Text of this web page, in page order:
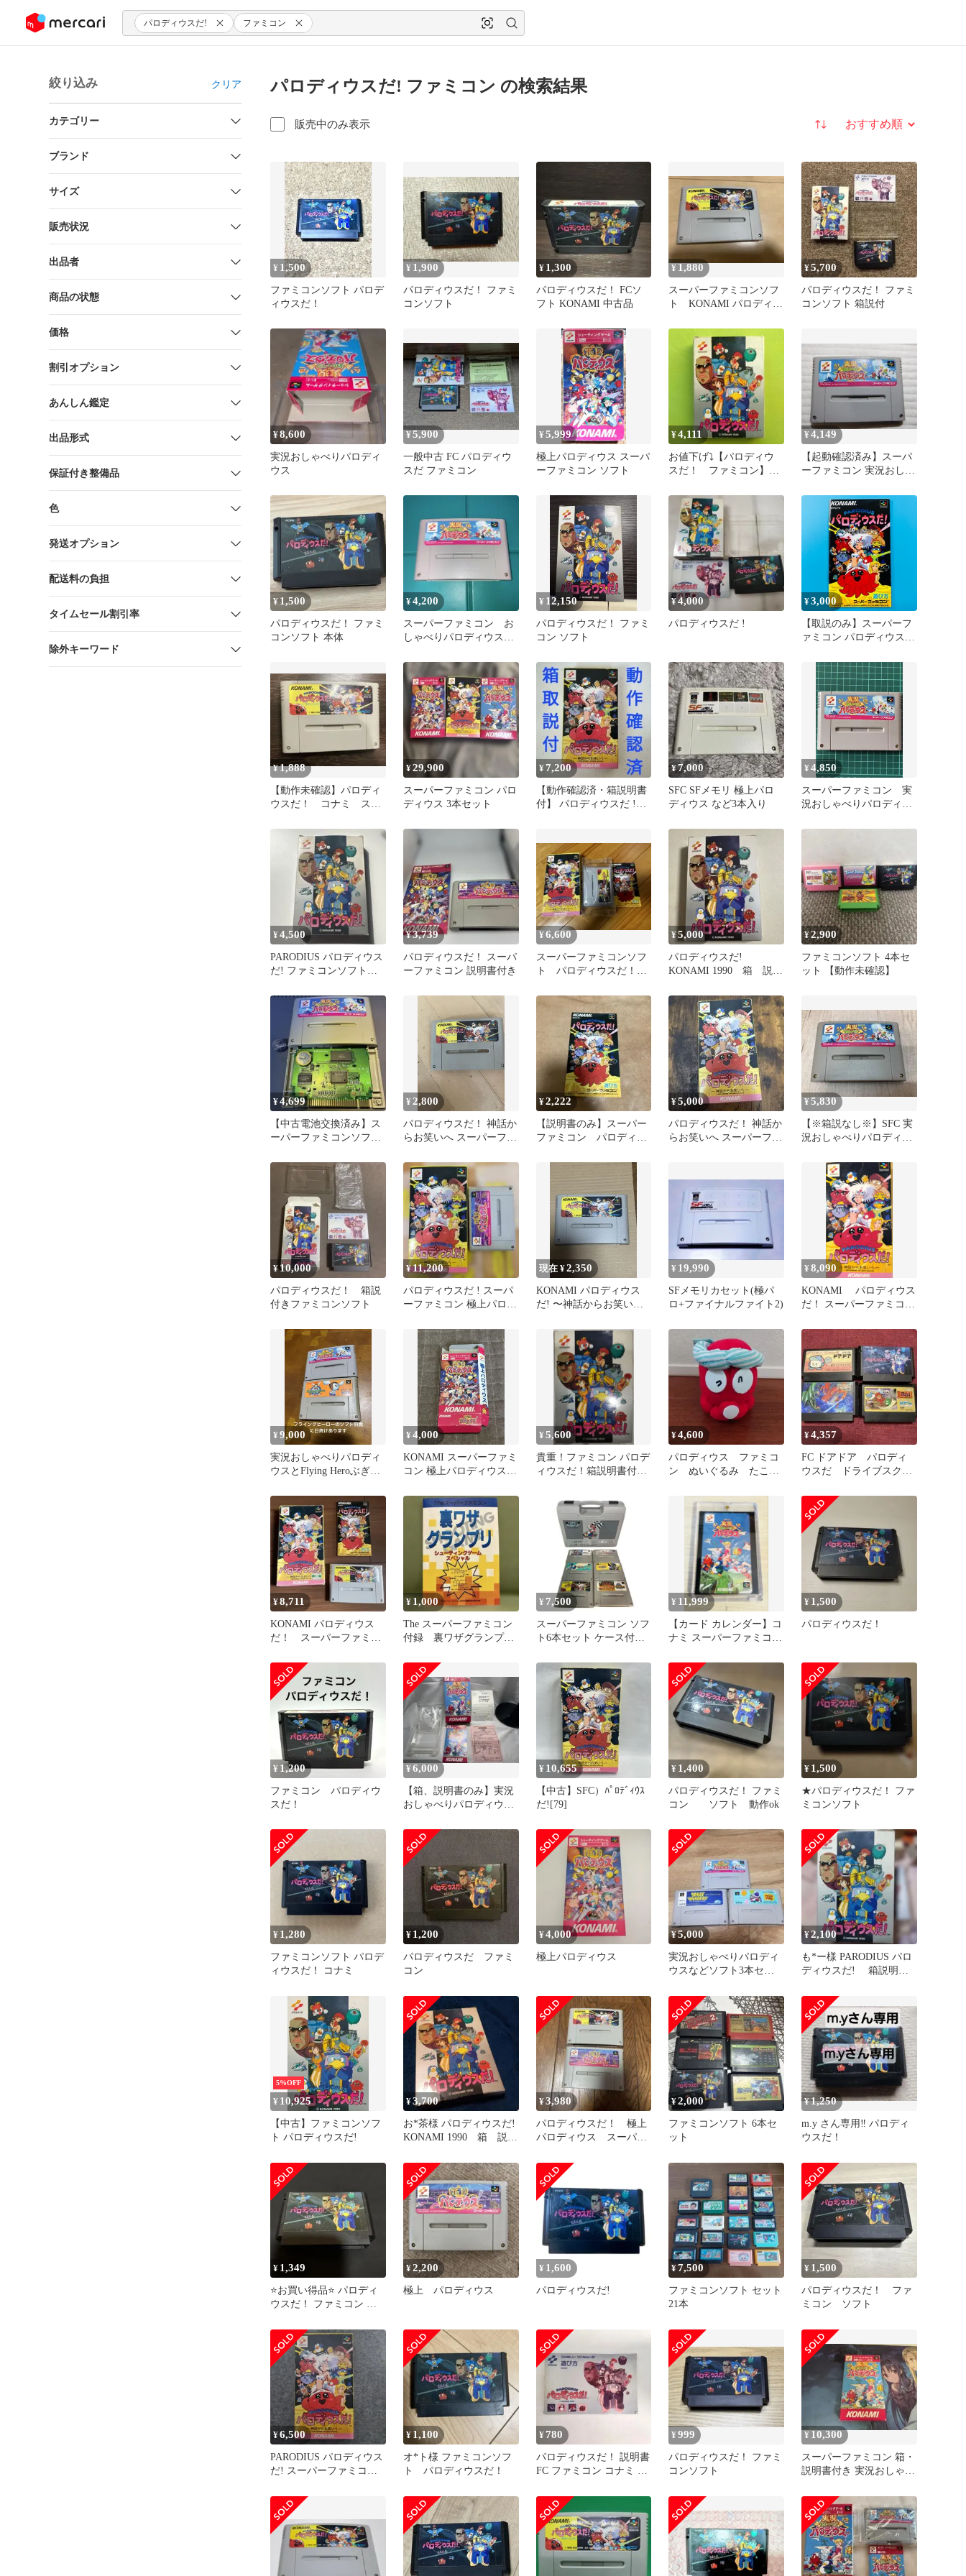
ツにスキップ パロディウスだ! ファミコン
絞り込み クリア
カテゴリー
ブランド
サイズ
販売状況
出品者
商品の状態
価格
割引オプション
あんしん鑑定
出品形式
保証付き整備品
色
発送オプション
配送料の負担
タイムセール割引率
除外キーワード
パロディウスだ! ファミコン の検索結果
販売中のみ表示 並び替え
¥ 1,500
ファミコンソフト パロデ
ィウスだ！
¥ 1,900
パロディウスだ！ ファミ
コンソフト
¥ 1,300
パロディウスだ！ FCソ
フト KONAMI 中古品
¥ 1,880
スーパーファミコンソフ
ト KONAMI パロディウ
¥5,700
パロディウスだ！ ファミ
コンソフト 箱説付
¥8,600
実況おしゃべりパロディ
ウス
¥5,900
一般中古 FC パロディウ
スだ ファミコン
¥5,999
極上パロディウス スーパ
ーファミコン ソフト
¥4,111
お値下げ⤵【パロディウ
スだ！ ファミコン】動
付き
¥4,149
【起動確認済み】スーパ
ーファミコン 実況おしゃ
¥ 1,500
パロディウスだ！ ファミ
コンソフト 本体
¥4,200
スーパーファミコン お
しゃべりパロディウス
¥ 12,150
パロディウスだ！ ファミ
コン ソフト
¥4,000
パロディウスだ !
¥3,000
【取説のみ】スーパーフ
ァミコン パロディウス
ー 取扱説明書 解説書
KONAMI コナミ スーフ
ァミ SFC
¥1,888
【動作未確認】パロディ
ウスだ！ コナミ スー
¥29,900
スーパーファミコン パロ
ディウス 3本セット
¥7,200
【動作確認済・箱説明書
付】 パロディウスだ !
¥7,000
SFC SFメモリ 極上パロ
ディウス など3本入り
¥4,850
スーパーファミコン 実
況おしゃべりパロディウ
¥4,500
PARODIUS パロディウス
だ! ファミコンソフト
¥3,739
パロディウスだ！ スーパ
ーファミコン 説明書付き
¥6,600
スーパーファミコンソフ
ト パロディウスだ！！
¥5,000
パロディウスだ!
KONAMI 1990 箱 説明
¥2,900
ファミコンソフト 4本セ
ット 【動作未確認】
¥4,699
【中古電池交換済み】ス
ーパーファミコンソフト
ウス
¥ 2,800
パロディウスだ！ 神話か
らお笑いへ スーパーファ
¥2,222
【説明書のみ】スーパー
ファミコン パロディウ
¥5,000
パロディウスだ！ 神話か
らお笑いへ スーパーファ
¥5,830
【※箱説なし※】SFC 実
況おしゃべりパロディウ
¥10,000
パロディウスだ！ 箱説
付きファミコンソフト
¥11,200
パロディウスだ ! スーパ
ーファミコン 極上パロデ
現在 ¥2,350
KONAMI パロディウス
だ! 〜神話からお笑い
ソフト
¥ 19,990
SFメモリカセット(極パ
ロ+ファイナルファイト2)
¥8,090
KONAMI パロディウス
だ！ スーパーファミコン
¥9,000
実況おしゃべりパロディ
ウスとFlying Heroぶぎゅ
り
¥4,000
KONAMI スーパーファミ
コン 極上パロディウス
¥5,600
貴重！ファミコン パロデ
ィウスだ！箱説明書付き
¥4,600
パロディウス ファミコ
ン ぬいぐるみ たこ
トロ 激レア
¥4,357
FC ドアドア パロディ
ウスだ ドライブスクロ
ット
¥8,711
KONAMI パロディウス
だ！ スーパーファミコ
¥ 1,000
The スーパーファミコン
付録 裏ワザグランプ
ムスペシャル
¥ 7,500
スーパーファミコン ソフ
ト6本セット ケース付き
¥ 11,999
【カード カレンダー】コ
ナミ スーパーファミコン
ウス
¥ 1,500
パロディウスだ！
¥ 1,200
ファミコン パロディウ
スだ！
¥6,000
【箱、説明書のみ】実況
おしゃべりパロディウス
¥ 10,655
【中古】SFC）ﾊﾟﾛﾃﾞｨｳｽ
だ![79]
¥ 1,400
パロディウスだ！ ファミ
コン ソフト 動作ok
¥ 1,500
★パロディウスだ！ ファ
ミコンソフト
¥ 1,280
ファミコンソフト パロデ
ィウスだ！ コナミ
¥ 1,200
パロディウスだ ファミ
コン
¥4,000
極上パロディウス
¥5,000
実況おしゃべりパロディ
ウスなどソフト3本セッ
¥2,100
も*ー様 PARODIUS パロ
ディウスだ! 箱説明書
5%OFF
¥ 10,925
【中古】ファミコンソフ
ト パロディウスだ!
¥3,700
お*茶様 パロディウスだ!
KONAMI 1990 箱 説明
¥3,980
パロディウスだ！ 極上
パロディウス スーパー
¥2,000
ファミコンソフト 6本セ
ット
¥1,250
m.y さん専用‼️ パロディ
ウスだ！
¥ 1,349
⭐️お買い得品⭐️ パロディ
ウスだ！ ファミコン ソ
¥2,200
極上 パロディウス
¥ 1,600
パロディウスだ!
¥7,500
ファミコンソフト セット
21本
¥ 1,500
パロディウスだ！ ファ
ミコン ソフト
¥6,500
PARODIUS パロディウス
だ! スーパーファミコン
¥ 1,100
オ*ト様 ファミコンソフ
ト パロディウスだ！
¥ 780
パロディウスだ！ 説明書
FC ファミコン コナミ レ
¥999
パロディウスだ！ ファミ
コンソフト
¥ 10,300
スーパーファミコン 箱・
説明書付き 実況おしゃべ